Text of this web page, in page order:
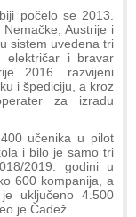
počelo se 2013.
Austrije i
sistem uvedena tri
električar i bravar
2016. razvijeni
i špediciju, a kroz
za izradu
učenika u pilot
i bilo je samo tri
2019. godini u
600 kompanija, a
uključeno 4.500
je Čadež.